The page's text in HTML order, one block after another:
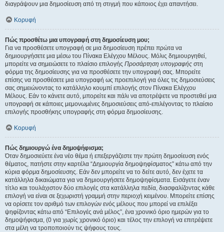
διαγράψουν μια δημοσίευση από τη στιγμή που κάποιος έχει απαντήσει.
Κορυφή
Πώς προσθέτω μια υπογραφή στη δημοσίευση μου;
Για να προσθέσετε υπογραφή σε μια δημοσίευση πρέπει πρώτα να
δημιουργήσετε μια μέσω του Πίνακα Ελέγχου Μέλους. Μόλις δημιουργηθεί,
μπορείτε να σημειώσετε το πλαίσιο επιλογής Προσάρτηση υπογραφής στη
φόρμα της δημοσίευσης για να προσθέσετε την υπογραφή σας. Μπορείτε
επίσης να προσθέσετε μια υπογραφή ως προεπιλογή για όλες τις δημοσιεύσεις
σας σημειώνοντας το κατάλληλο κουμπί επιλογής στον Πίνακα Ελέγχου
Μέλους. Εάν το κάνετε αυτό, μπορείτε και πάλι να αποτρέψετε να προστεθεί μια
υπογραφή σε κάποιες μεμονωμένες δημοσιεύσεις από-επιλέγοντας το πλαίσιο
επιλογής προσθήκης υπογραφής στη φόρμα δημοσίευσης.
Κορυφή
Πώς δημιουργώ ένα δημοψήφισμα;
Όταν δημοσιεύετε ένα νέο θέμα ή επεξεργάζεστε την πρώτη δημοσίευση ενός
θέματος, πατήστε στην καρτέλα “Δημιουργία δημοψηφίσματος” κάτω από την
κύρια φόρμα δημοσίευσης. Εάν δεν μπορείτε να το δείτε αυτό, δεν έχετε τα
κατάλληλα δικαιώματα για να δημιουργήσετε δημοψηφίσματα. Εισάγετε έναν
τίτλο και τουλάχιστον δύο επιλογές στα κατάλληλα πεδία, διασφαλίζοντας κάθε
επιλογή να είναι σε ξεχωριστή γραμμή στην περιοχή κειμένου. Μπορείτε επίσης
να ορίσετε τον αριθμό των επιλογών ενός μέλους που μπορεί να επιλέξει
ψηφίζοντας κάτω από “Επιλογές ανά μέλος”, ένα χρονικό όριο ημερών για το
δημοψήφισμα, (0 για χωρίς χρονικό όριο) και τέλος την επιλογή να επιτρέψετε
στα μέλη να τροποποιούν τις ψήφους τους.